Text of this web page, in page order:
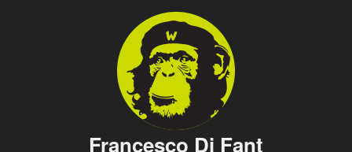
Francesco Di Fant